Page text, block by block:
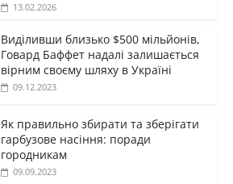
13.02.2026
Виділивши близько $500 мільйонів,
Говард Баффет надалі залишається
вірним своєму шляху в Україні
09.12.2023
Як правильно збирати та зберігати
гарбузове насіння: поради
городникам
09.09.2023